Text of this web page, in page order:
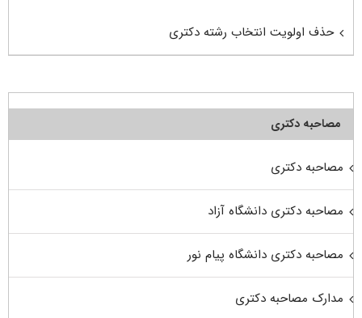
حذف اولویت انتخاب رشته دکتری
مصاحبه دکتری
مصاحبه دکتری
مصاحبه دکتری دانشگاه آزاد
مصاحبه دکتری دانشگاه پیام نور
مدارک مصاحبه دکتری